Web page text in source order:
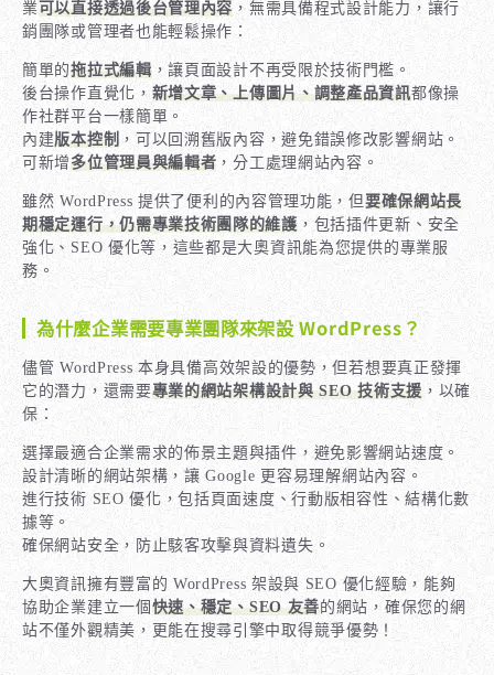
業可以直接透過後台管理內容 ，無需具備程式設計能力，讓行
銷團隊或管理者也能輕鬆操作：
簡單的拖拉式編輯，讓頁面設計不再受限於技術門檻。
後台操作直覺化， 新增文章、上傳圖片、調整產品資訊都像操
作社群平台一樣簡單。
內建版本控制 ，可以回溯舊版內容，避免錯誤修改影響網站。
可新增多位管理員與編輯者 ，分工處理網站內容。
雖然 WordPress 提供了便利的內容管理功能，但要確保網站長
期穩定運行，仍需專業技術團隊的維護，包括插件更新、安全
強化、SEO 優化等，這些都是大奧資訊能為您提供的專業服
務。
為什麼企業需要專業團隊來架設 WordPress？
儘管 WordPress 本身具備高效架設的優勢，但若想要真正發揮
它的潛力，還需要專業的網站架構設計與 SEO 技術支援，以確
保：
選擇最適合企業需求的佈景主題與插件，避免影響網站速度。
設計清晰的網站架構，讓 Google 更容易理解網站內容。
進行技術 SEO 優化，包括頁面速度、行動版相容性、結構化數
據等。
確保網站安全，防止駭客攻擊與資料遺失。
大奧資訊擁有豐富的 WordPress 架設與 SEO 優化經驗，能夠
協助企業建立一個 快速、穩定、SEO 友善的網站，確保您的網
站不僅外觀精美，更能在搜尋引擎中取得競爭優勢！